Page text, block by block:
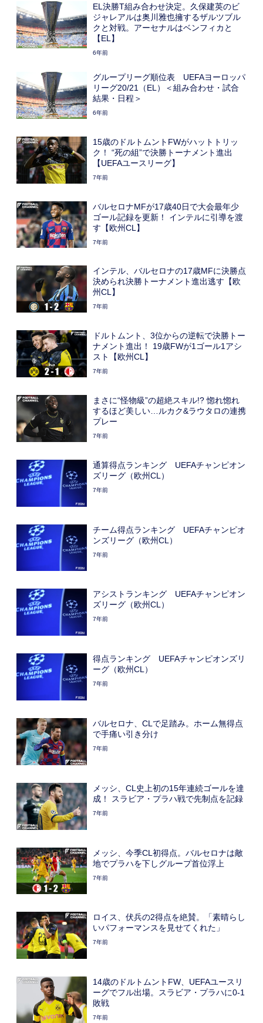
EL決勝T組み合わせ決定。久保建英のビ
ジャレアルは奥川雅也擁するザルツブル
クと対戦。アーセナルはベンフィカと
【EL】
6年前
グループリーグ順位表 UEFAヨーロッパ
リーグ20/21（EL）＜組み合わせ・試合
結果・日程＞
6年前
15歳のドルトムントFWがハットトリッ
ク！ “死の組”で決勝トーナメント進出
【UEFAユースリーグ】
7年前
バルセロナMFが17歳40日で大会最年少
ゴール記録を更新！ インテルに引導を渡
す【欧州CL】
7年前
インテル、バルセロナの17歳MFに決勝点
決められ決勝トーナメント進出逃す【欧
州CL】
7年前
ドルトムント、3位からの逆転で決勝トー
ナメント進出！ 19歳FWが1ゴール1アシ
スト【欧州CL】
7年前
まさに“怪物級”の超絶スキル!? 惚れ惚れ
するほど美しい…ルカク&ラウタロの連携
プレー
7年前
通算得点ランキング UEFAチャンピオン
ズリーグ（欧州CL）
7年前
チーム得点ランキング UEFAチャンピオ
ンズリーグ（欧州CL）
7年前
アシストランキング UEFAチャンピオン
ズリーグ（欧州CL）
7年前
得点ランキング UEFAチャンピオンズリ
ーグ（欧州CL）
7年前
バルセロナ、CLで足踏み。ホーム無得点
で手痛い引き分け
7年前
メッシ、CL史上初の15年連続ゴールを達
成！ スラビア・プラハ戦で先制点を記録
7年前
メッシ、今季CL初得点。バルセロナは敵
地でプラハを下しグループ首位浮上
7年前
ロイス、伏兵の2得点を絶賛。「素晴らし
いパフォーマンスを見せてくれた」
7年前
14歳のドルトムントFW、UEFAユースリ
ーグでフル出場。スラビア・プラハに0-1
敗戦
7年前